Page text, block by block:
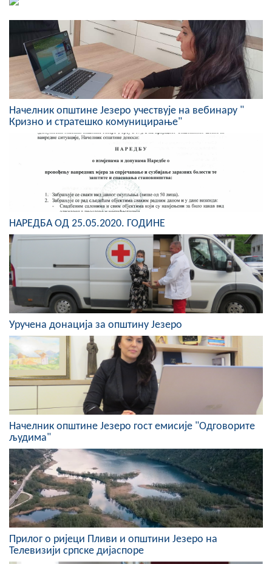
Насељена мјеста
Занимљивости
Фотогалерија
НАЧЕЛНИК
О Начелнику
Замјеник начелника
Извјештај о раду начелника
СКУПШТИНА
Статут Општине
Скупштинско вијеће општине језеро
Састав Скупштине
Службени Гласници
ОПШТИНСКА УПРАВА
Активности
Јавни позиви
Обавјештења
Заштита од пожара
COVID 19
Геоистраживања
Начелник општине Језеро учествује на вебинару "
Кризно и стратешко комуницирање"
НАРЕДБА ОД 25.05.2020. ГОДИНЕ
Уручена донација за општину Језеро
Начелник општине Језеро гост емисије "Одговoрите
људима"
Прилог о ријеци Пливи и општини Језеро на
Телевизији српске дијаспоре